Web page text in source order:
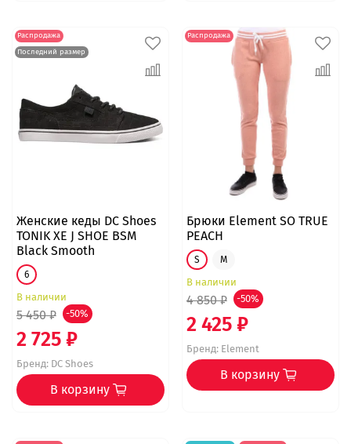
Распродажа
Последний размер
Женские кеды DC Shoes
TONIK XE J SHOE BSM
Black Smooth
6
В наличии
5 450 ₽ -50%
2 725 ₽
Бренд:DC Shoes
В корзину
Распродажа
Брюки Element SO TRUE
PEACH
S M
В наличии
4 850 ₽ -50%
2 425 ₽
Бренд:Element
В корзину